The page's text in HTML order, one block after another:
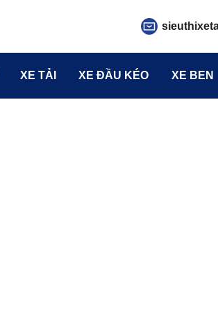
XE TẢI XE ĐẦU KÉO XE BEN